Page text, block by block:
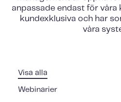
anpassade endast för våra
kundexklusiva och har
våra
Visa alla
Webinarier